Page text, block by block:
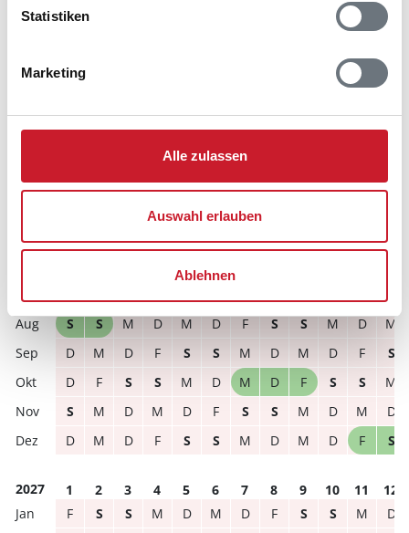
Statistiken
Marketing
Alle zulassen
Auswahl erlauben
Ablehnen
Anzahl Reisende auswählen
Anreisetag im Belegungskalender anklicken
Sie bekommen Verfügbarkeit und Preis angezeigt
Reisedauer Anzahl Reisende
Reisezeitraumes auch Änderungen bei der
Hausbeschreibung und/oder der Ausstattung ergeben
frei belegt gewählter Zeitraum
2026 1 2 3 4 5 6 7 8 9 10 11
12
S
S M D M D F S S M D
M
D
M D F S S M D M D F
S
D
F S S M D M D F S S
M
S
M D M D F S S M D M
D
D
M D F S S M D M D F S
2027 1 2 3 4 5 6 7 8 9 10 11
12
F
S S M D M D F S S M
D